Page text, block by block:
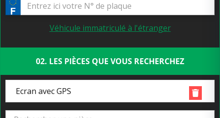
Véhicule immatriculé à l'étranger
02. LES PIÈCES QUE VOUS RECHERCHEZ
Ecran avec GPS